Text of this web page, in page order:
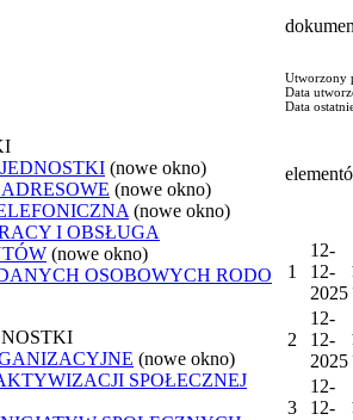
(nowe okno)
(nowe okno)
(nowe okno)
I OBSŁUGA
(nowe okno)
OSOBOWYCH RODO
(nowe okno)
SPOŁECZNEJ
Utworzony
Data
Data
1
12-
12-
2025
2
12-
12-
2025
3
12-
12-